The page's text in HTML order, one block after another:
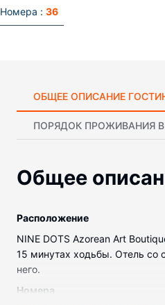
Номера : 36
ОБЩЕЕ ОПИСАНИЕ
ПОРЯДОК ПРОЖИВАНИЯ В
Общее
Pасположение
NINE DOTS Azorean Art
15 минутах ходьбы. Отель со
него.
Номера